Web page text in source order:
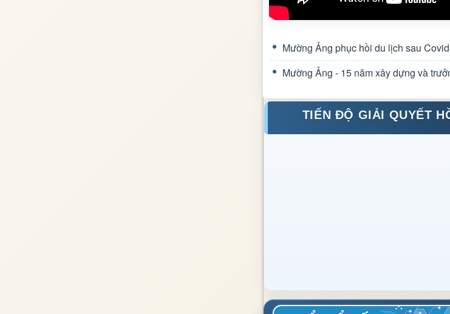
Mường Ảng phục hồi du lịch sau
Mường Ảng - 15 năm xây dựng và
TIẾN ĐỘ GIẢI QUYẾT